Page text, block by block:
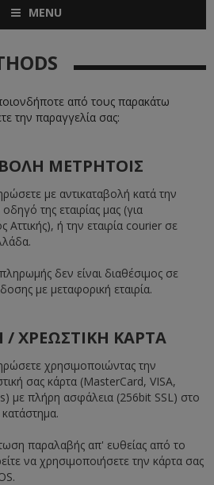
MENU
από τους παρακάτω
την παραγγελία σας:
ΜΕΤΡΗΤΟΙΣ
με αντικαταβολή κατά την
της εταιρίας μας (για
Αττικής), ή την εταιρία courier σε
δεν είναι διαθέσιμος σε
με μεταφορική εταιρία.
/ ΧΡΕΩΣΤΙΚΗ ΚΑΡΤΑ
χρησιμοποιώντας την
σας κάρτα (MasterCard, VISA,
με πλήρη ασφάλεια (256bit SSL) στο
παραλαβής απ' ευθείας από το
να χρησιμοποιήσετε την κάρτα σας